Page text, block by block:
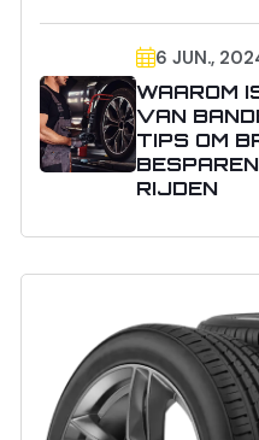
6 JUN.,
WAAROM
VAN
TIPS OM
RIJDEN